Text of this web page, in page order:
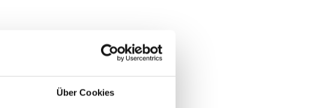
Über Cookies